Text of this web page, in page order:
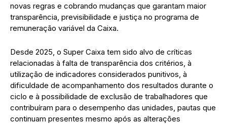
novas regras e cobrando mudanças que garantam maior
transparência, previsibilidade e justiça no programa de
remuneração variável da Caixa.
Desde 2025, o Super Caixa tem sido alvo de críticas
relacionadas à falta de transparência dos critérios, à
utilização de indicadores considerados punitivos, à
dificuldade de acompanhamento dos resultados durante o
ciclo e à possibilidade de exclusão de trabalhadores que
contribuíram para o desempenho das unidades, pautas que
continuam presentes mesmo após as alterações